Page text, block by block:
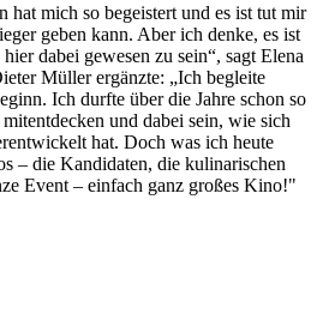
hat mich so begeistert und es ist tut mir
geben kann. Aber ich denke, es ist
dabei gewesen zu sein“, sagt Elena
Müller ergänzte: „Ich begleite
Ich durfte über die Jahre schon so
und dabei sein, wie sich
hat. Doch was ich heute
– die Kandidaten, die kulinarischen
Event – einfach ganz großes Kino!"